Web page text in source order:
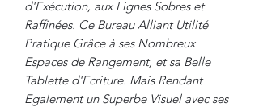
d'Exécution, aux Lignes Sobres et
Raffinées. Ce Bureau Alliant Utilité
Pratique Grâce à ses Nombreux
Espaces de Rangement, et sa Belle
Tablette d'Ecriture. Mais Rendant
Egalement un Superbe Visuel avec ses